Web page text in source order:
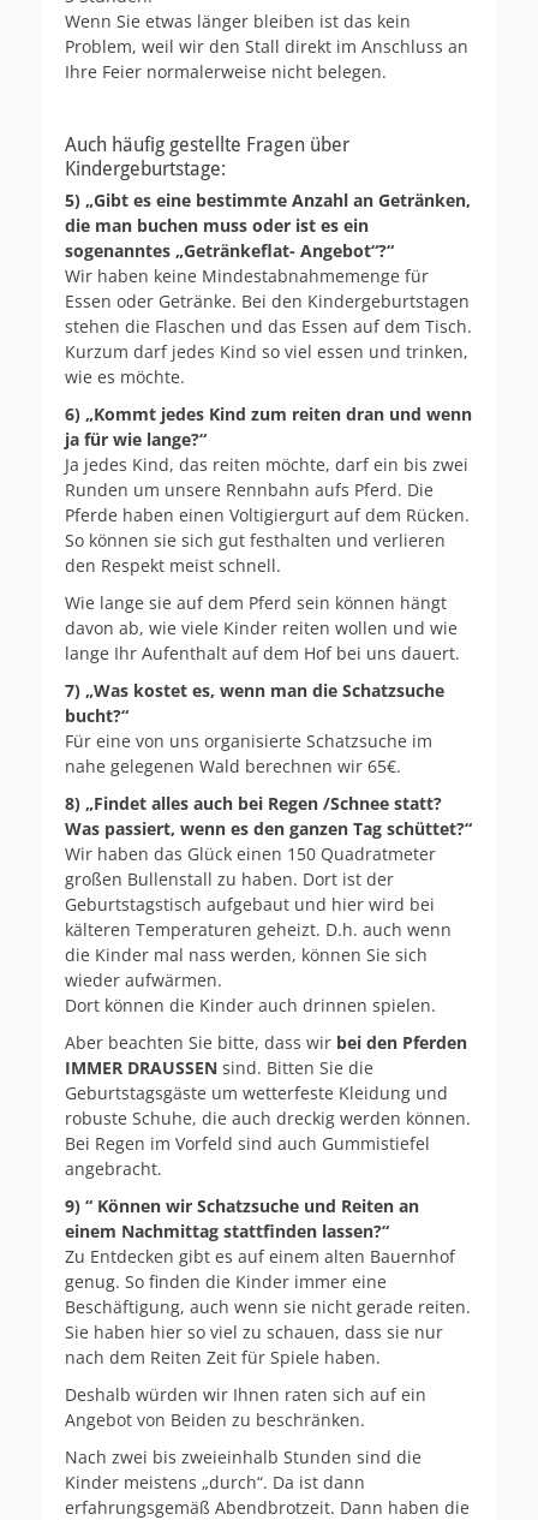
Wenn Sie etwas länger bleiben ist das kein
Problem, weil wir den Stall direkt im Anschluss an
Ihre Feier normalerweise nicht belegen.
Auch häufig gestellte Fragen über
Kindergeburtstage:
5) „Gibt es eine bestimmte Anzahl an Getränken,
die man buchen muss oder ist es ein
sogenanntes „Getränkeflat- Angebot“?“
Wir haben keine Mindestabnahmemenge für
Essen oder Getränke. Bei den Kindergeburtstagen
stehen die Flaschen und das Essen auf dem Tisch.
Kurzum darf jedes Kind so viel essen und trinken,
wie es möchte.
6) „Kommt jedes Kind zum reiten dran und wenn
ja für wie lange?“
Ja jedes Kind, das reiten möchte, darf ein bis zwei
Runden um unsere Rennbahn aufs Pferd. Die
Pferde haben einen Voltigiergurt auf dem Rücken.
So können sie sich gut festhalten und verlieren
den Respekt meist schnell.
Wie lange sie auf dem Pferd sein können hängt
davon ab, wie viele Kinder reiten wollen und wie
lange Ihr Aufenthalt auf dem Hof bei uns dauert.
7) „Was kostet es, wenn man die Schatzsuche
bucht?“
Für eine von uns organisierte Schatzsuche im
nahe gelegenen Wald berechnen wir 65€.
8) „Findet alles auch bei Regen /Schnee statt?
Was passiert, wenn es den ganzen Tag schüttet?“
Wir haben das Glück einen 150 Quadratmeter
großen Bullenstall zu haben. Dort ist der
Geburtstagstisch aufgebaut und hier wird bei
kälteren Temperaturen geheizt. D.h. auch wenn
die Kinder mal nass werden, können Sie sich
wieder aufwärmen.
Dort können die Kinder auch drinnen spielen.
Aber beachten Sie bitte, dass wir bei den Pferden
IMMER DRAUSSEN sind. Bitten Sie die
Geburtstagsgäste um wetterfeste Kleidung und
robuste Schuhe, die auch dreckig werden können.
Bei Regen im Vorfeld sind auch Gummistiefel
angebracht.
9) “ Können wir Schatzsuche und Reiten an
einem Nachmittag stattfinden lassen?“
Zu Entdecken gibt es auf einem alten Bauernhof
genug. So finden die Kinder immer eine
Beschäftigung, auch wenn sie nicht gerade reiten.
Sie haben hier so viel zu schauen, dass sie nur
nach dem Reiten Zeit für Spiele haben.
Deshalb würden wir Ihnen raten sich auf ein
Angebot von Beiden zu beschränken.
Nach zwei bis zweieinhalb Stunden sind die
Kinder meistens „durch“. Da ist dann
erfahrungsgemäß Abendbrotzeit. Dann haben die